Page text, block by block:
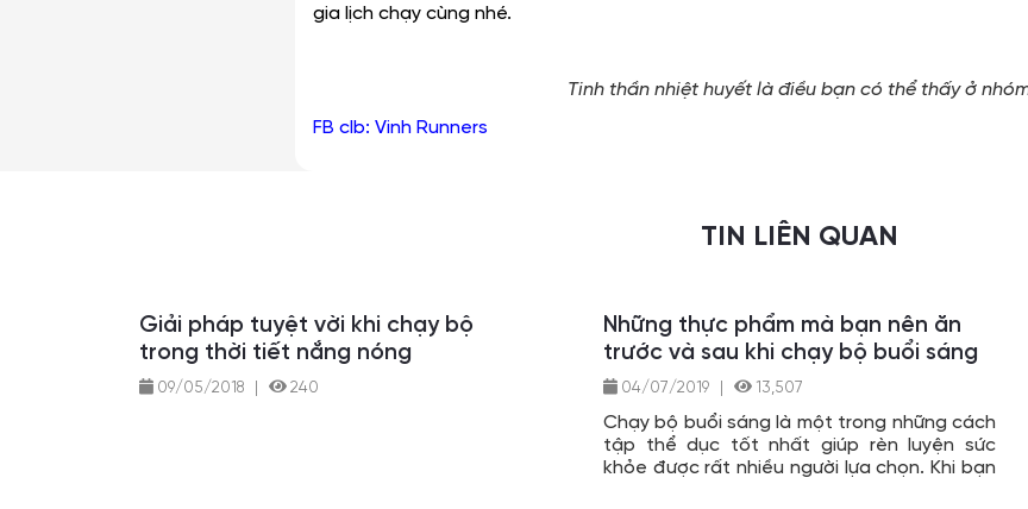
gia lịch chạy cùng nhé.
Tinh thần nhiệt huyết là điều bạn có thể thấy ở
FB clb: Vinh Runners
TIN LIÊN QUAN
Giải pháp tuyệt vời khi chạy bộ
trong thời tiết nắng nóng
09/05/2018 240
Những thực phẩm mà bạn nên ăn
trước và sau khi chạy bộ buổi sáng
04/07/2019| 13,507
Chạy bộ buổi sáng là một trong những cách
tập thể dục tốt nhất giúp rèn luyện sức
khỏe được rất nhiều người lựa chọn. Khi bạn